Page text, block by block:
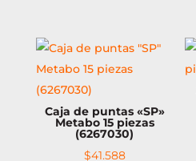
Caja de puntas «SP»
Metabo 15 piezas
(6267030)
$41.588